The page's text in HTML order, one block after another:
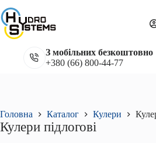
до
вмісту
З мобільних безкоштовно
+380 (66) 800-44-77
Головна Каталог Кулери
Кулери підлогові